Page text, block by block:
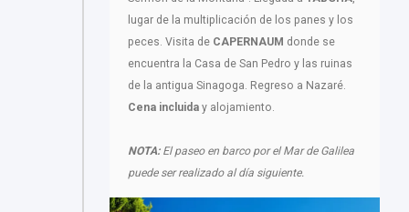
lugar de la multiplicación de los panes y los
peces. Visita de CAPERNAUM donde se
encuentra la Casa de San Pedro y las ruinas
de la antigua Sinagoga. Regreso a Nazaré.
Cena incluida y alojamiento.
NOTA: El paseo en barco por el Mar de Galilea
puede ser realizado al día siguiente.